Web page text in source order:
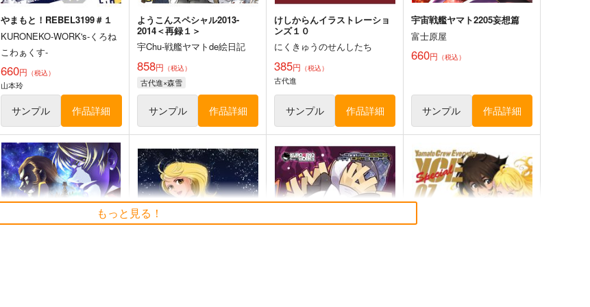
やまもと！REBEL3199＃１
KURONEKO-WORK's-くろね
こわぁくす-
660円 （税込）
山本玲
サンプル 作品詳細
ようこんスペシャル2013-
2014＜再録１＞
宇Chu-戦艦ヤマトde絵日記
858円 （税込）
古代進×森雪
サンプル 作品詳細
けしからんイラストレーショ
ンズ１０
にくきゅうのせんしたち
385円 （税込）
古代進
サンプル 作品詳細
宇宙戦艦ヤマト2205妄想篇
富士原屋
660円 （税込）
サンプル 作品詳細
もっと見る！